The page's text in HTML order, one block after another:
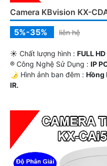
Camera KBvision KX-
5%-35%
liên hệ
☀️ Chất lượng hình : FULL
®️ Công Nghệ Sử Dụng : IP
🌛 Hình ảnh ban đêm : Hồng
IR.